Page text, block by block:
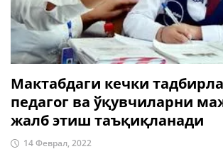
Мактабдаги кечки
педагог ва ўқувчиларни
жалб этиш таъқиқланади
14 Феврал, 2022